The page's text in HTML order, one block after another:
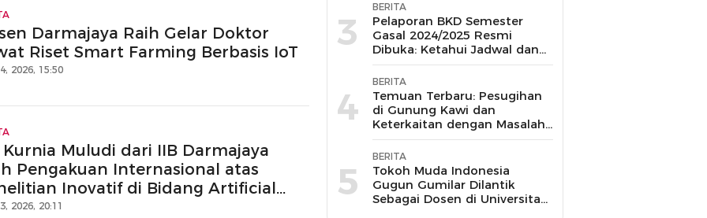
Darmajaya Raih Gelar Doktor
Riset Smart Farming Berbasis IoT
2026, 15:50
Kurnia Muludi dari IIB Darmajaya
Pengakuan Internasional atas
Inovatif di Bidang Artificial
2026, 20:11
3
BERITA
Pelaporan BKD Semester
Gasal 2024/2025 Resmi
Dibuka: Ketahui Jadwal dan
Prosesnya
4
BERITA
Temuan Terbaru: Pesugihan
di Gunung Kawi dan
Keterkaitan dengan Masalah
Kesehatan Mental
5
BERITA
Tokoh Muda Indonesia
Gugun Gumilar Dilantik
Sebagai Dosen di Universitas